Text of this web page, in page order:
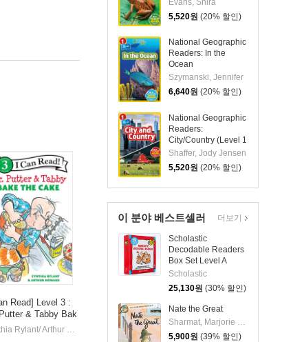
Evans, Shira
5,520원 (20% 할인)
National Geographic
Readers: In the
Ocean
(L1/Coreader)
Szymanski, Jennifer
6,640원 (20% 할인)
National Geographic
Readers:
City/Country (Level 1
Coreader)
Shaffer, Jody Jensen
5,520원 (20% 할인)
이 분야 베스트셀러
Scholastic
Decodable Readers
Box Set Level A
(StoryPlus QR코드)
Scholastic
25,130원 (30% 할인)
Nate the Great
Sharmat, Marjorie Weinman / Simont, Marc
5,900원 (39% 할인)
더보기
| Random House Disney
Read] Level 3 :
& Tabby Bak
Cake
Cynthia Rylant/ Arthur Howard (ILT) | Clarion Books